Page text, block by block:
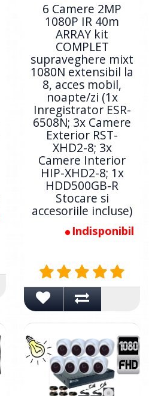
6 Camere 2MP
1080P IR 40m
ARRAY kit
COMPLET
supraveghere mixt
1080N extensibil la
8, acces mobil,
noapte/zi (1x
Inregistrator ESR-
6508N; 3x Camere
Exterior RST-
XHD2-8; 3x
Camere Interior
HIP-XHD2-8; 1x
HDD500GB-R
Stocare si
accesoriile incluse)
Indisponibil